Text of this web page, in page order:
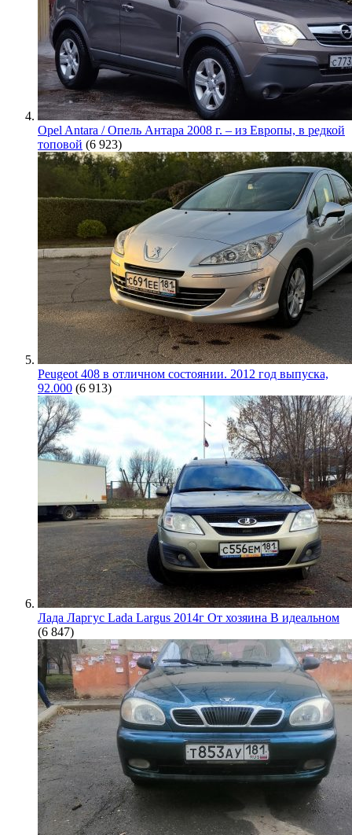
Opel Antara / Опель Антара 2008 г. – из Европы, в редкой
топовой (6 923)
Peugeot 408 в отличном состоянии. 2012 год выпуска,
92.000 (6 913)
Лада Ларгус Lada Largus 2014г От хозяина В идеальном
(6 847)